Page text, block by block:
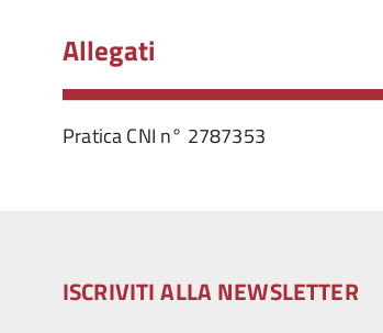
Allegati
Pratica CNI n° 2787353
ISCRIVITI ALLA NEWSLETTER